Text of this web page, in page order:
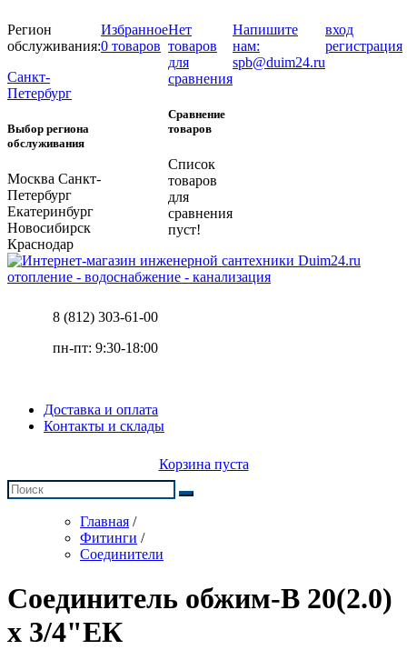
Регион
обслуживания:
Санкт-
Петербург
Выбор региона
обслуживания
Москва Санкт-
Петербург
Екатеринбург
Новосибирск
Краснодар
Избранное
0 товаров
Нет
товаров
для
сравнения
Сравнение
товаров
Список
товаров
для
сравнения
пуст!
Напишите
нам:
spb@duim24.ru
вход
регистрация
отопление - водоснабжение - канализация
8 (812) 303-61-00
пн-пт: 9:30-18:00
Доставка и оплата
Контакты и склады
Корзина пуста
Главная /
Фитинги /
Соединители
Соединитель обжим-В 20(2.0)
х 3/4"ЕК